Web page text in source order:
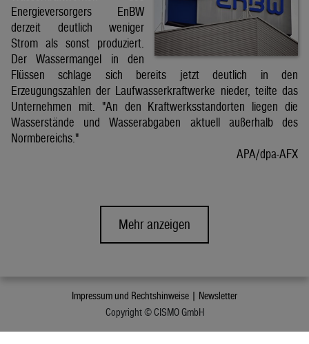
Energieversorgers EnBW
derzeit deutlich weniger
Strom als sonst produziert.
Der Wassermangel in den
Flüssen schlage sich bereits jetzt deutlich in den
Erzeugungszahlen der Laufwasserkraftwerke nieder, teilte das
Unternehmen mit. "An den Kraftwerksstandorten liegen die
Wasserstände und Wasserabgaben aktuell außerhalb des
Normbereichs."
APA/dpa-AFX
Mehr anzeigen
Impressum und Rechtshinweise | Newsletter
Copyright © CISMO GmbH